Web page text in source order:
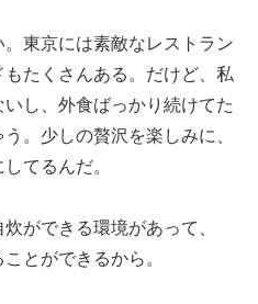
東京には素敵なレストラン
たくさんある。だけど、私
し、外食ばっかり続けてた
。少しの贅沢を楽しみに、
てるんだ。
ができる環境があって、
とができるから。